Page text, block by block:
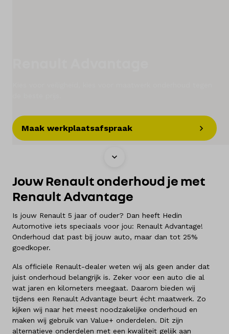
Diensten
Contact
Mijn account
Vacatures
Vergelijken
Merken
Diensten
Maak werkplaatsafspraak
Jouw Renault onderhoud je met
Renault Advantage
Is jouw Renault 5 jaar of ouder? Dan heeft Hedin
Automotive iets speciaals voor jou: Renault Advantage!
Onderhoud dat past bij jouw auto, maar dan tot 25%
goedkoper.
Als officiële Renault-dealer weten wij als geen ander dat
juist onderhoud belangrijk is. Zeker voor een auto die al
wat jaren en kilometers meegaat. Daarom bieden wij
tijdens een Renault Advantage beurt écht maatwerk. Zo
kijken wij naar het meest noodzakelijke onderhoud en
maken wij gebruik van Value+ onderdelen. Dit zijn
alternatieve onderdelen met een kwaliteit gelijk aan